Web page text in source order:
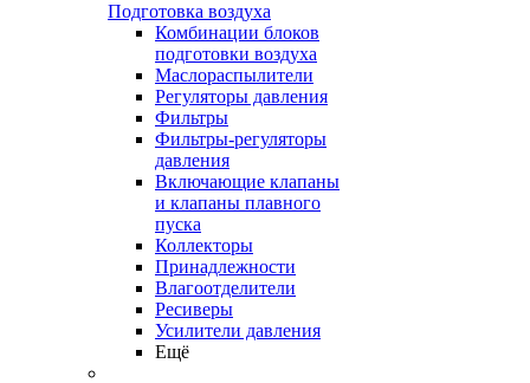
Подготовка воздуха
Комбинации блоков
подготовки воздуха
Маслораспылители
Регуляторы давления
Фильтры
Фильтры-регуляторы
давления
Включающие клапаны
и клапаны плавного
пуска
Коллекторы
Принадлежности
Влагоотделители
Ресиверы
Усилители давления
Ещё